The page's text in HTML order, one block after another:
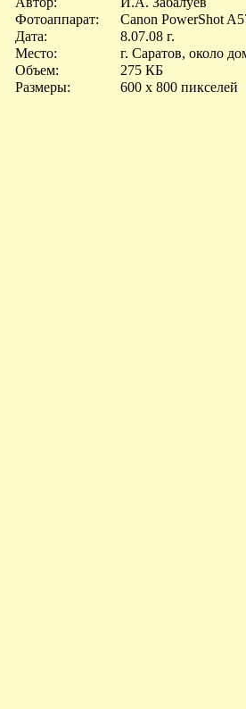
Фотоаппарат:
Canon PowerShot
Дата:
8.07.08 г.
Место:
г. Саратов, около
Объем:
275 КБ
Размеры:
600 x 800 пикселей